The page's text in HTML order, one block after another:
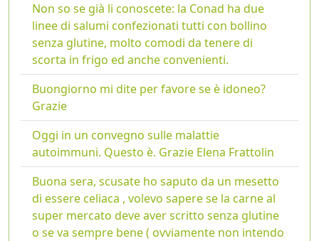
Non so se già li conoscete: la Conad ha due
linee di salumi confezionati tutti con bollino
senza glutine, molto comodi da tenere di
scorta in frigo ed anche convenienti.
Buongiorno mi dite per favore se è idoneo?
Grazie
Oggi in un convegno sulle malattie
autoimmuni. Questo è. Grazie Elena Frattolin
Buona sera, scusate ho saputo da un mesetto
di essere celiaca , volevo sapere se la carne al
super mercato deve aver scritto senza glutine
o se va sempre bene ( ovviamente non intendo